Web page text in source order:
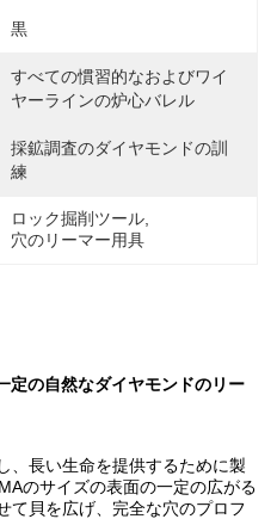
黒
すべての慣習的なおよびワイ
ヤーラインの炉心バレル
採鉱調査のダイヤモンドの訓
練
ロック掘削ツール
穴のリーマー用具
定の自然なダイヤモンドのリー
、長い生命を提供するために製
のサイズの表面の一定の広がる
て貝を広げ、完全な穴のプロフ